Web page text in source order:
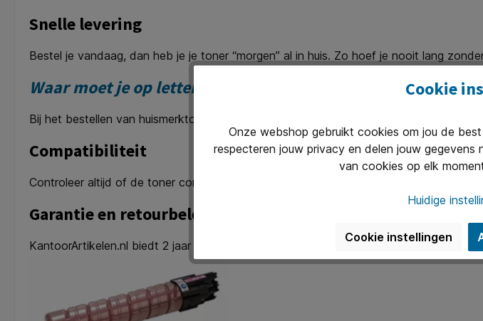
Snelle levering
Bestel je vandaag, dan heb je je toner “morgen” al in huis. Zo hoef je nooit lang
Waar moet je op letten bij het bestellen?
Bij het bestellen van huismerktoners zijn er een paar dingen waar je op moet letten:
Compatibiliteit
Controleer altijd of de toner compatibel is met jouw specifieke printermodel. Dit
Garantie en retourbeleid
KantoorArtikelen.nl biedt 2 jaar garantie op alle huismerktoners. Bovendien geldt:
Cookie
Onze webshop gebruikt cookies om jou de
respecteren jouw privacy en delen jouw
van cookies op elk
Huidige
Cookie instellingen